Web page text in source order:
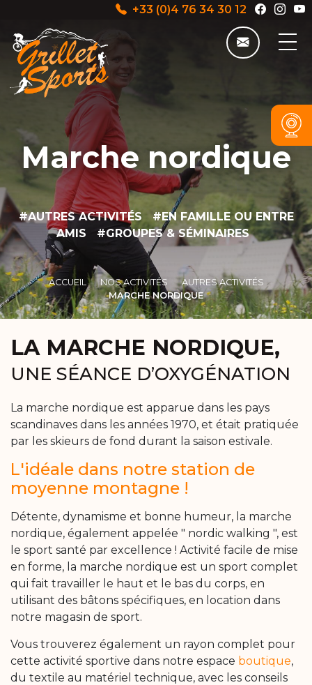
+33 (0)4 76 34 30 12
Marche nordique
#AUTRES ACTIVITÉS #EN FAMILLE OU ENTRE
AMIS #GROUPES & SÉMINAIRES
ACCUEIL NOS ACTIVITÉS
AUTRES ACTIVITÉS
MARCHE NORDIQUE
LA MARCHE NORDIQUE,
UNE SÉANCE D’OXYGÉNATION
La marche nordique est apparue dans les pays
scandinaves dans les années 1970, et était pratiquée
par les skieurs de fond durant la saison estivale.
L'idéale dans notre station de
moyenne montagne !
Détente, dynamisme et bonne humeur, la marche
nordique, également appelée " nordic walking ", est
le sport santé par excellence ! Activité facile de mise
en forme, la marche nordique est un sport complet
qui fait travailler le haut et le bas du corps, en
utilisant des bâtons spécifiques, en location dans
notre magasin de sport.
Vous trouverez également un rayon complet pour
cette activité sportive dans notre espace boutique,
du textile au matériel technique, avec les conseils